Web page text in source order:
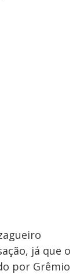
já que o
por Grêmio